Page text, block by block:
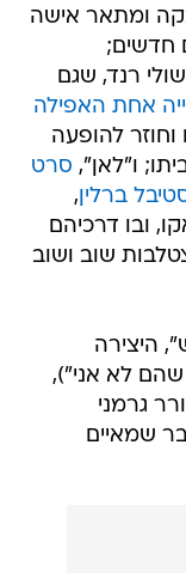
ומתאר אישה
חדשים;
רנד, שגם
אחת האפילה
להופעה
ו"לאן", סרט
ברלין,
ובו דרכיהם
שוב ושוב
היצירה
לא אני"),
גרמני
שמאיים